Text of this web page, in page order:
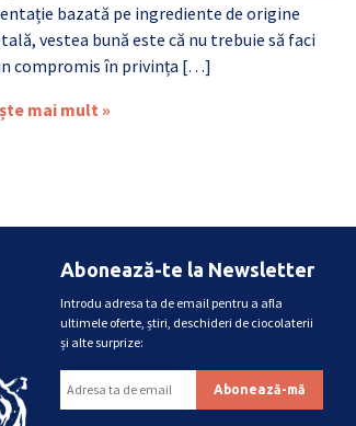
bazată pe ingrediente de origine
vestea bună este că nu trebuie să faci
compromis în privința […]
mai mult »
Abonează-te la Newsletter
Introdu adresa ta de email pentru a afla
ultimele oferte, știri, deschideri de ciocolaterii
și alte surprize: